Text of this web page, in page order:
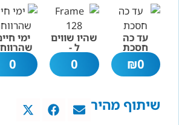
עד כה
חסכת
0
₪
שהיו שווים
ל -
0
ימי
0
שיתוף מהיר